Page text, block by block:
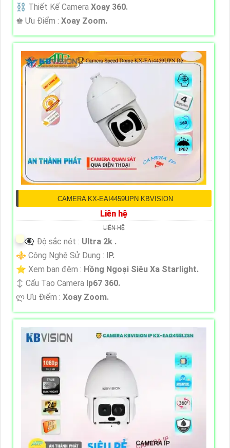
⛓ Thiết Kế Camera Xoay 360.
️♚ Ưu Điểm : Xoay Zoom.
CAMERA KX-EAI4459UPN KBVISION
Liên hệ
LIÊN HỆ
👁️‍🗨 Độ sắc nét : Ultra 2k .
⚜️ Công Nghệ Sử Dụng : IP.
⭐ Xem ban đêm : Hồng Ngoại Siêu Xa Starlight.
↕️ Cấu Tạo Camera Ip67 360.
️ლ Ưu Điểm : Xoay Zoom.